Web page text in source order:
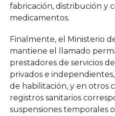
fabricación, distribución y
medicamentos.
Finalmente, el Ministerio
mantiene el llamado
prestadores de servicios
privados e
de habilitación, y en otros
registros sanitarios
suspensiones temporales